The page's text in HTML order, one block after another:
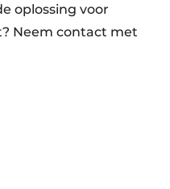
oplossing voor
Neem contact met